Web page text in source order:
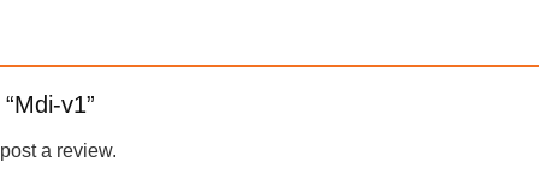
v1”
a review.